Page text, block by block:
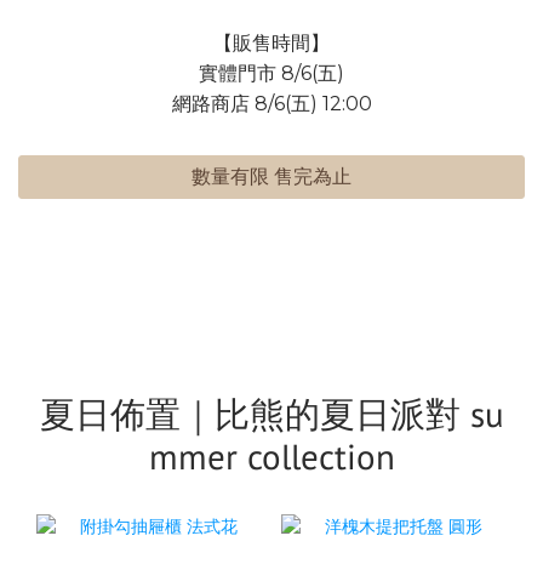
【販售時間】
實體門市 8/6(五)
網路商店 8/6(五) 12:00
數量有限 售完為止
夏日佈置｜比熊的夏日派對 su
mmer collection